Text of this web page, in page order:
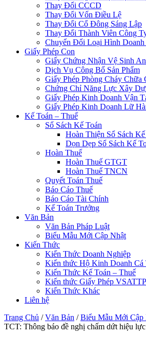
Thay Đổi CCCD
Thay Đổi Vốn Điều Lệ
Thay Đổi Cổ Đông Sáng Lập
Thay Đổi Thành Viên Công
Chuyển Đổi Loại Hình Doanh
Giấy Phép Con
Giấy Chứng Nhận Vệ Sinh
Dịch Vụ Công Bố Sản Phẩm
Giấy Phép Phòng Cháy Chữa
Chứng Chỉ Năng Lực Xây
Giấy Phép Kinh Doanh Vận
Giấy Phép Kinh Doanh Lữ
Kế Toán – Thuế
Sổ Sách Kế Toán
Hoàn Thiện Sổ Sách Kế
Dọn Dẹp Sổ Sách Kế
Hoàn Thuế
Hoàn Thuế GTGT
Hoàn Thuế TNCN
Quyết Toán Thuế
Báo Cáo Thuế
Báo Cáo Tài Chính
Kế Toán Trưởng
Văn Bản
Văn Bản Pháp Luật
Biểu Mẫu Mới Cập Nhật
Kiến Thức
Kiến Thức Doanh Nghiệp
Kiến thức Hộ Kinh Doanh Cá
Kiến Thức Kế Toán – Thuế
Kiến thức Giấy Phép VSATTP
Kiến Thức Khác
Liên hệ
Trang Chủ /Văn Bản /Biểu Mẫu Mới Cập
TCT: Thông báo đề nghị chấm dứt hiệu